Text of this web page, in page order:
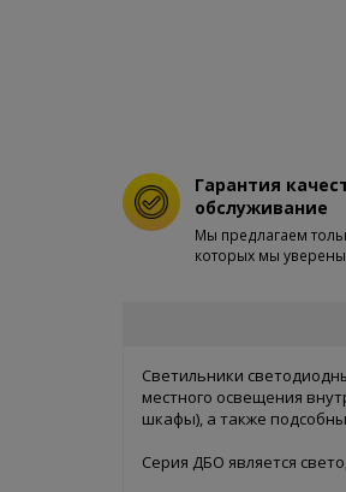
Гарантия
обслуживание
Мы предлагаем
которых мы уверены
Светильники
местного освещения
шкафы), а также
Серия ДБО является